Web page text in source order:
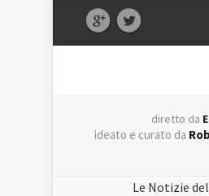
diretto da
ideato e curato da
Le Notizie